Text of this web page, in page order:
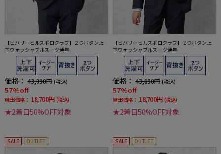
【ビバリーヒルズポロクラブ】２つボタン上
下ウォッシャブルスーツ通年
価格： 43,890円 (税込)
57%off
WEB価格： 18,700円 (税込)
★2着目50%OFF対象
【ビバリーヒルズポロクラブ】２つボタン上
下ウォッシャブルスーツ通年
価格： 43,890円 (税込)
57%off
WEB価格： 18,700円 (税込)
★2着目50%OFF対象
SALE OUTLET SALE OUTLET